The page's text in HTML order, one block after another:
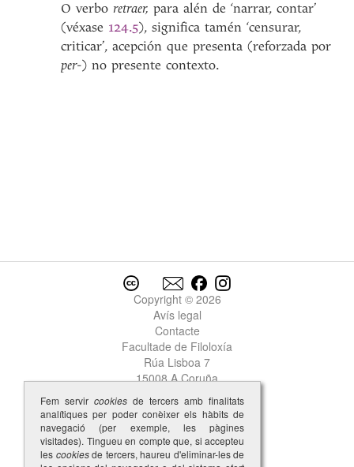
O verboretraer, para alén de ‘narrar, contar’
(véxase 124.5), significa tamén ‘censurar,
criticar’, acepción que presenta (reforzada por
per-) no presente contexto.
Copyright © 2026
Avís legal
Contacte
Facultade de Filoloxía
Rúa Lisboa 7
15008 A Coruña
Fem servir cookies de tercers amb finalitats
analítiques per poder conèixer els hàbits de
navegació (per exemple, les pàgines
visitades). Tingueu en compte que, si accepteu
les cookiesde tercers, haureu d'eliminar-les de